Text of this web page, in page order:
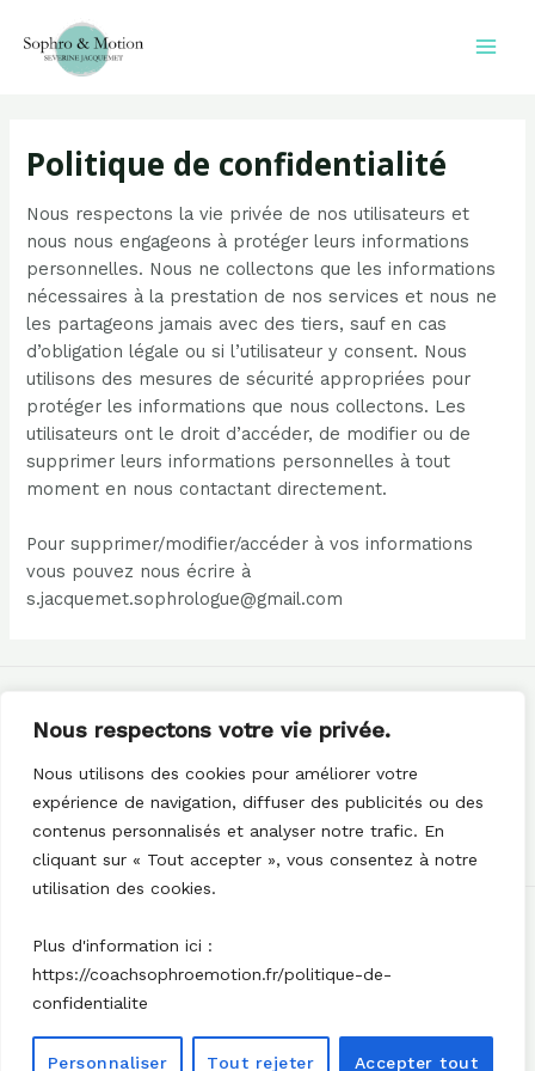
Nous respectons votre vie privée.
Nous utilisons des cookies pour améliorer votre
expérience de navigation, diffuser des publicités ou des
contenus personnalisés et analyser notre trafic. En
cliquant sur « Tout accepter », vous consentez à notre
utilisation des cookies.
Plus d'information ici :
https://coachsophroemotion.fr/politique-de-
confidentialite
Personnaliser Tout rejeter Accepter tout
contenu
Politique de confidentialité
Nous respectons la vie privée de nos utilisateurs et
nous nous engageons à protéger leurs informations
personnelles. Nous ne collectons que les informations
nécessaires à la prestation de nos services et nous ne
les partageons jamais avec des tiers, sauf en cas
d’obligation légale ou si l’utilisateur y consent. Nous
utilisons des mesures de sécurité appropriées pour
protéger les informations que nous collectons. Les
utilisateurs ont le droit d’accéder, de modifier ou de
supprimer leurs informations personnelles à tout
moment en nous contactant directement.
Pour supprimer/modifier/accéder à vos informations
vous pouvez nous écrire à
s.jacquemet.sophrologue@gmail.com
Tous droits réservés 2026 - Sophro & Motion -
Séverine Jacquemet